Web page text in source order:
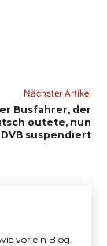
Nächster Artikel
Busfahrer, der
outete, nun
suspendiert
vor ein Blog.